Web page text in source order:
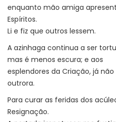
enquanto mão amiga
Espíritos.
Li e fiz que outros lessem.
A azinhaga continua a ser
mas é menos escura; e aos
esplendores da Criação, já
outrora.
Para curar as feridas dos
Resignação.